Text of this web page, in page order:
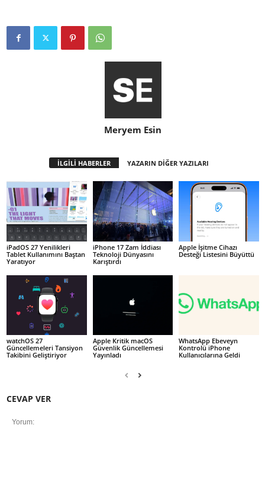
Meryem Esin
İLGİLİ HABERLER YAZARIN DİĞER YAZILARI
iPadOS 27 Yenilikleri
Tablet Kullanımını Baştan
Yaratıyor
iPhone 17 Zam İddiası
Teknoloji Dünyasını
Karıştırdı
Apple İşitme Cihazı
Desteği Listesini Büyüttü
watchOS 27
Güncellemeleri Tansiyon
Takibini Geliştiriyor
Apple Kritik macOS
Güvenlik Güncellemesi
Yayınladı
WhatsApp Ebeveyn
Kontrolü iPhone
Kullanıcılarına Geldi
CEVAP VER